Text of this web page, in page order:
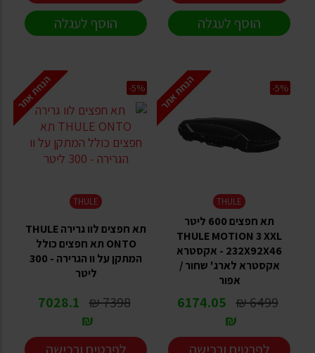
הוסף לעגלה
הוסף לעגלה
הנחת אתר
THULE
תא חפצים 600 ליטר
THULE MOTION 3 XXL
232X92X46 - אקסטרא
אקסטרא לארג' שחור /
אפור
6499 ₪
6174.05
₪
-5% הנחת אתר
THULE
תא חפצים לוו גרירה THULE
ONTO תא חפצים כולל
המתקן על וו הגרירה - 300
ליטר
7398 ₪
7028.1
₪
-5%